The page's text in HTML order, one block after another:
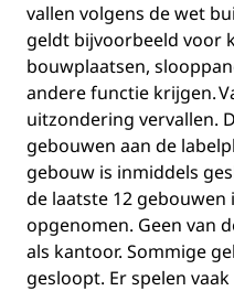
vallen volgens de wet
geldt bijvoorbeeld voor
bouwplaatsen,
andere functie krijgen.
uitzondering vervallen.
gebouwen aan de
gebouw is inmiddels
de laatste 12 gebouwen
opgenomen. Geen van
als kantoor. Sommige
gesloopt. Er spelen